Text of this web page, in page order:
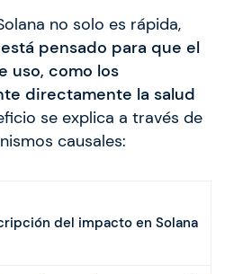
no solo es rápida,
pensado para que el
uso, como los
directamente la salud
se explica a través de
causales:
del impacto en Solana